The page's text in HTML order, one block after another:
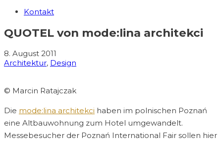
Kontakt
QUOTEL von mode:lina architekci
8. August 2011
Architektur, Design
© Marcin Ratajczak
Die mode:lina architekci haben im polnischen Poznań
eine Altbauwohnung zum Hotel umgewandelt.
Messebesucher der Poznań International Fair sollen hier